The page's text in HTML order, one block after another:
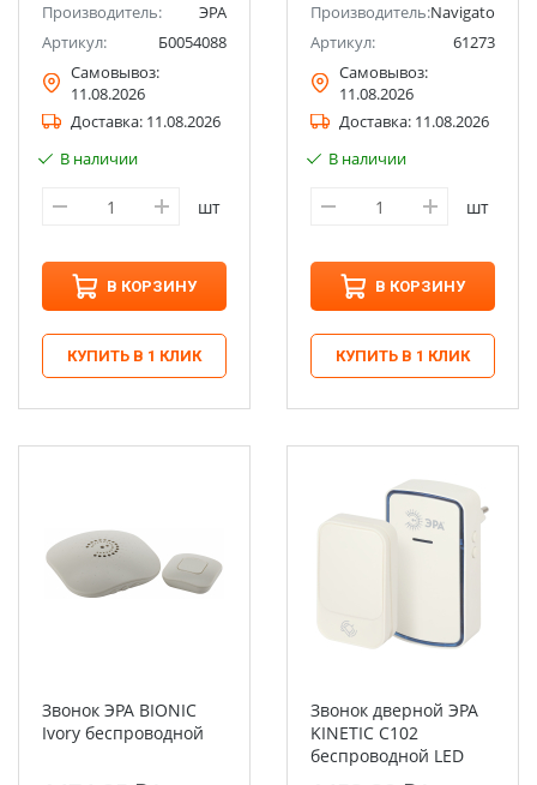
Производитель:
ЭРА
Артикул:
Б0054088
Самовывоз:
11.08.2026
Доставка: 11.08.2026
В наличии
шт
В КОРЗИНУ
КУПИТЬ В 1 КЛИК
Производитель:Navigator
Артикул:
61273
Самовывоз:
11.08.2026
Доставка: 11.08.2026
В наличии
шт
В КОРЗИНУ
КУПИТЬ В 1 КЛИК
Звонок ЭРА BIONIC
Ivory беспроводной
Звонок дверной ЭРА
KINETIC C102
беспроводной LED
подсветка от сети